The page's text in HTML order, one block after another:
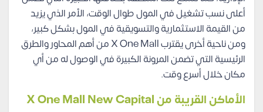
أعلى نسب تشغيل في المول طوال الوقت، الأمر الذي يزيد
من القيمة الاستثمارية والتسويقية في المول بشكل كبير،
ومن ناحية أخرى يقترب X One Mall من أهم المحاور والطرق
الرئيسية التي تضمن المرونة الكبيرة في الوصول له من أي
مكان خلال أسرع وقت.
الأماكن القريبة من X One Mall New Capital